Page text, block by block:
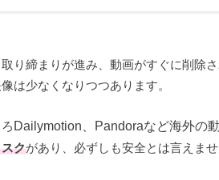
り締まりが進み、動画がすぐに削除
は少なくなりつつあります。
Dailymotion、Pandoraなど海外の
クがあり、必ずしも安全とは言えませ